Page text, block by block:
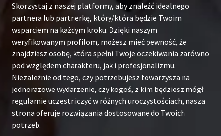
Skorzystaj z naszej platformy, aby znaleźć idealnego
partnera lub partnerkę, który/która będzie Twoim
wsparciem na każdym kroku. Dzięki naszym
weryfikowanym profilom, możesz mieć pewność, że
znajdziesz osobę, która spełni Twoje oczekiwania zarówno
pod względem charakteru, jak i profesjonalizmu.
Niezależnie od tego, czy potrzebujesz towarzysza na
jednorazowe wydarzenie, czy kogoś, z kim będziesz mógł
regularnie uczestniczyć w różnych uroczystościach, nasza
strona oferuje rozwiązania dostosowane do Twoich
potrzeb.